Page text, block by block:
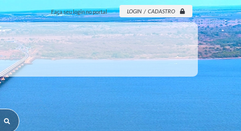
Faça seu login no portal LOGIN / CADASTRO